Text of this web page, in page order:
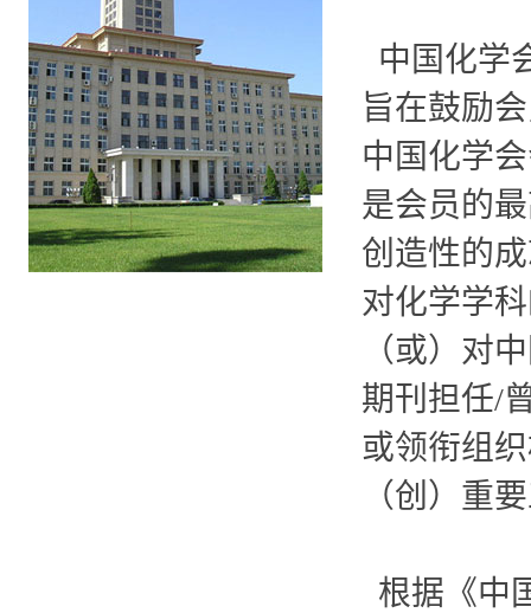
中国化学
旨在鼓励
中国化学
是会员的
创造性的
对化学学
（或） 对
期刊担任/
或领衔组
（创）重要
根据《中